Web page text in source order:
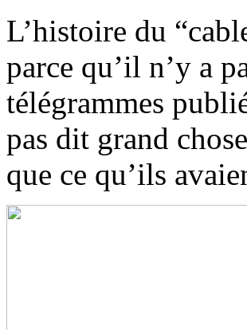
L’histoire du
parce qu’il n’y a
télégrammes
pas dit grand
que ce qu’ils